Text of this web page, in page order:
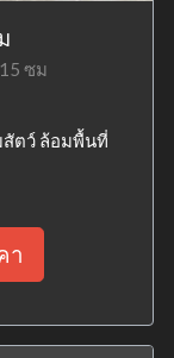
ซม
สัตว์ ล้อมพื้นที่
า